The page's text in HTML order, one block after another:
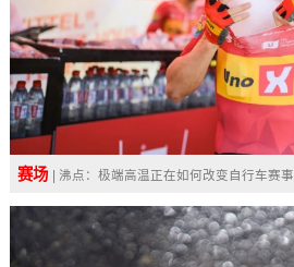
赛场 | 沸点：极端高温正在如何改变自行车赛事